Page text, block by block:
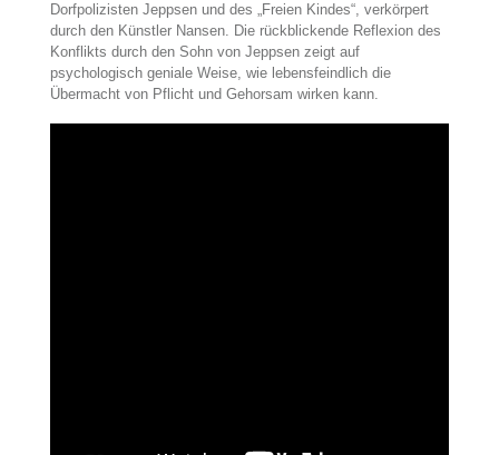
Dorfpolizisten Jeppsen und des „Freien Kindes“, verkörpert
durch den Künstler Nansen. Die rückblickende Reflexion des
Konflikts durch den Sohn von Jeppsen zeigt auf
psychologisch geniale Weise, wie lebensfeindlich die
Übermacht von Pflicht und Gehorsam wirken kann.